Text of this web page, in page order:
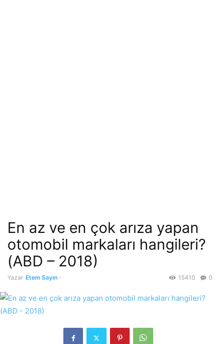
En az ve en çok arıza yapan
otomobil markaları hangileri?
(ABD – 2018)
Yazar Etem Sayın - 0
15410